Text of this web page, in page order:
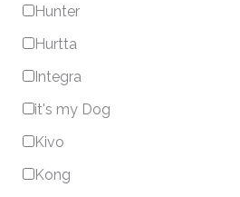
Hunter
Hurtta
Integra
it's my Dog
Kivo
Kong